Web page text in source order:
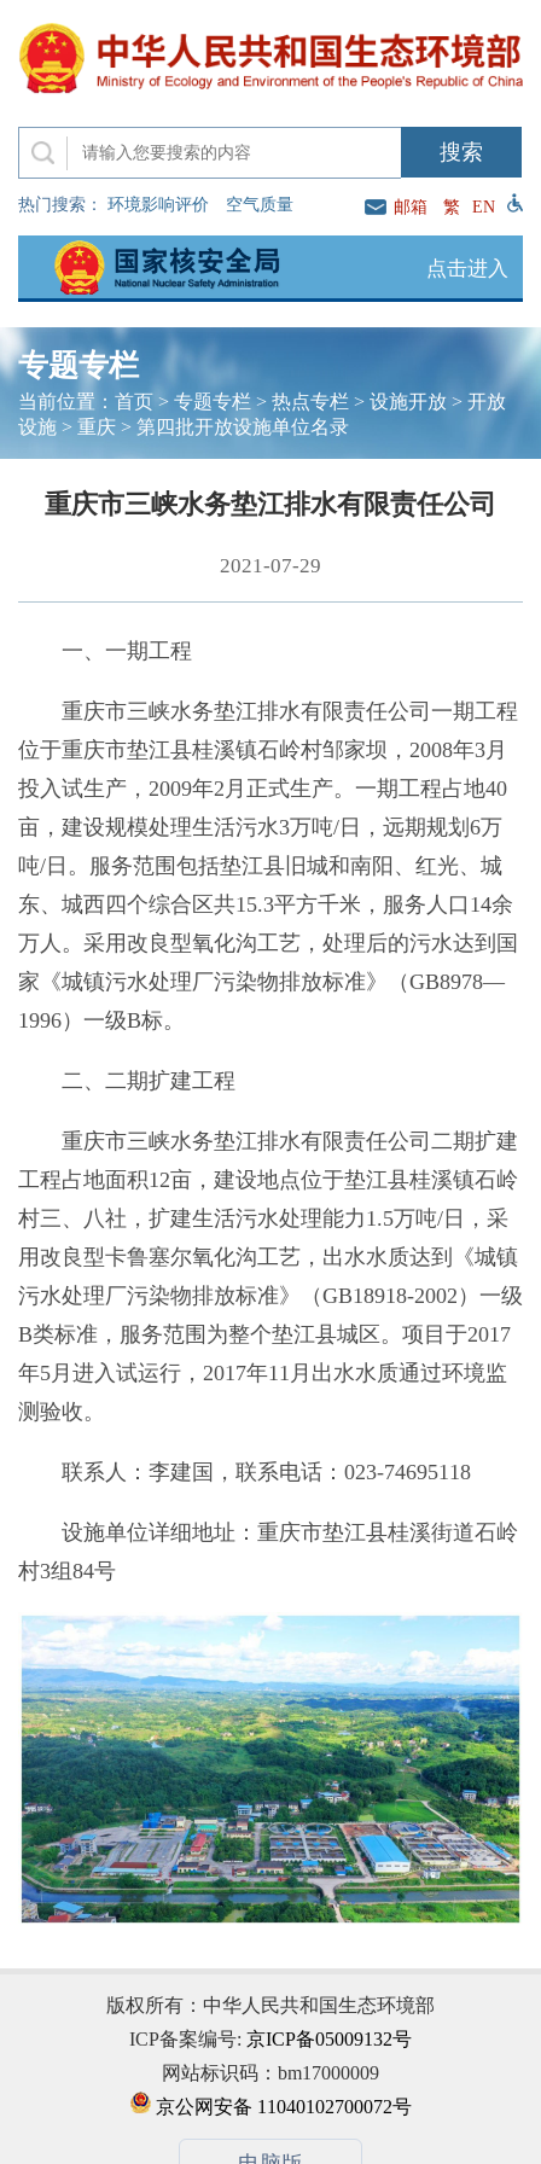
热门搜索： 环境影响评价 空气质量 邮箱 繁 EN
点击进入
专题专栏
当前位置： 首页> 专题专栏> 热点专栏 > 设施开放> 开放
设施> 重庆> 第四批开放设施单位名录
重庆市三峡水务垫江排水有限责任公司
2021-07-29
一、一期工程
重庆市三峡水务垫江排水有限责任公司一期工程
位于重庆市垫江县桂溪镇石岭村邹家坝，2008年3月
投入试生产，2009年2月正式生产。一期工程占地40
亩，建设规模处理生活污水3万吨/日，远期规划6万
吨/日。服务范围包括垫江县旧城和南阳、红光、城
东、城西四个综合区共15.3平方千米，服务人口14余
万人。采用改良型氧化沟工艺，处理后的污水达到国
家《城镇污水处理厂污染物排放标准》（GB8978—
1996）一级B标。
二、二期扩建工程
重庆市三峡水务垫江排水有限责任公司二期扩建
工程占地面积12亩，建设地点位于垫江县桂溪镇石岭
村三、八社，扩建生活污水处理能力1.5万吨/日，采
用改良型卡鲁塞尔氧化沟工艺，出水水质达到《城镇
污水处理厂污染物排放标准》（GB18918-2002）一级
B类标准，服务范围为整个垫江县城区。项目于2017
年5月进入试运行，2017年11月出水水质通过环境监
测验收。
联系人：李建国，联系电话：023-74695118
设施单位详细地址：重庆市垫江县桂溪街道石岭
村3组84号
版权所有：中华人民共和国生态环境部
ICP备案编号: 京ICP备05009132号
网站标识码：bm17000009
京公网安备 11040102700072号